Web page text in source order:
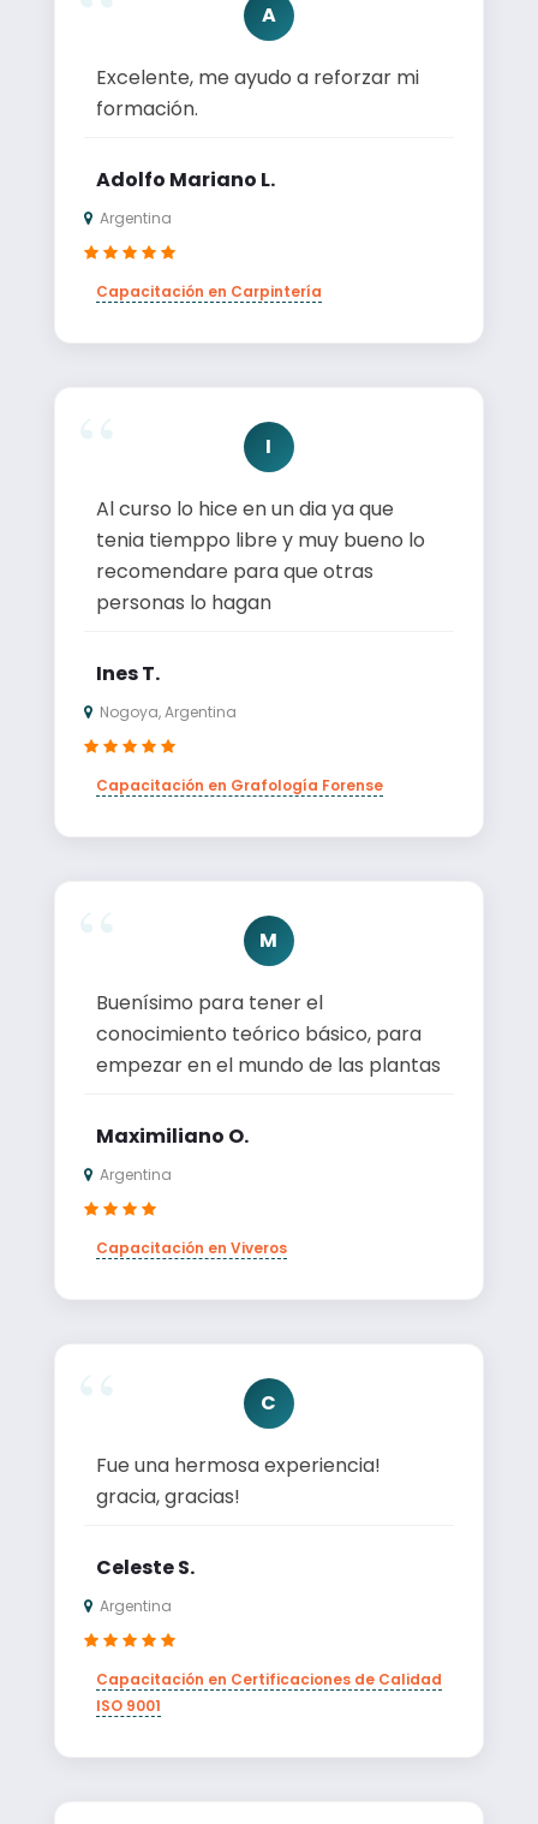
A
excelente, me ayudo a reforzar mi
formación.
Adolfo Mariano L.
Argentina
Capacitación en Carpintería
I
al curso lo hice en un dia ya que
tenia tiemppo libre y muy bueno lo
recomendare para que otras
personas lo hagan
Ines T.
Nogoya, Argentina
Capacitación en Grafología Forense
M
Buenísimo para tener el
conocimiento teórico básico, para
empezar en el mundo de las plantas
Maximiliano O.
Argentina
Capacitación en Viveros
C
Fue una hermosa experiencia!
gracia, gracias!
Celeste S.
Argentina
Capacitación en Certificaciones de Calidad
ISO 9001